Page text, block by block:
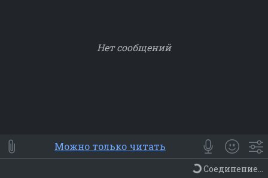
Нет сообщений
⭐ Мои Smile
😀 Emoji
Смайлики
Люди Животные Еда Объекты
Можно только читать
Соединение...